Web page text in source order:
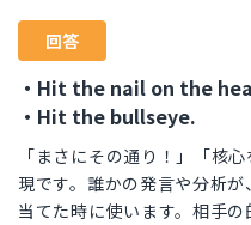
回答
・Hit the nail on the
・Hit the bullseye.
「まさにその通り！」「核
現です。誰かの発言や分析
当てた時に使います。相手